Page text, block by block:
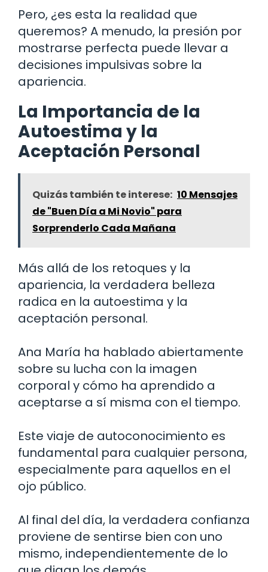
Pero, ¿es esta la realidad que
queremos? A menudo, la presión por
mostrarse perfecta puede llevar a
decisiones impulsivas sobre la
apariencia.
La Importancia de la
Autoestima y la
Aceptación Personal
Quizás también te interese: 10 Mensajes
de "Buen Día a Mi Novio" para
Sorprenderlo Cada Mañana
Más allá de los retoques y la
apariencia, la verdadera belleza
radica en la autoestima y la
aceptación personal.
Ana María ha hablado abiertamente
sobre su lucha con la imagen
corporal y cómo ha aprendido a
aceptarse a sí misma con el tiempo.
Este viaje de autoconocimiento es
fundamental para cualquier persona,
especialmente para aquellos en el
ojo público.
Al final del día, la verdadera confianza
proviene de sentirse bien con uno
mismo, independientemente de lo